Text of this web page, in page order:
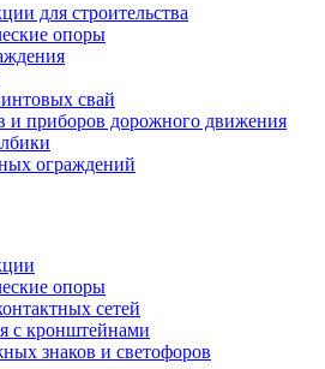
для строительства
опоры
свай
и приборов дорожного движения
ограждений
опоры
сетей
с кронштейнами
знаков и светофоров